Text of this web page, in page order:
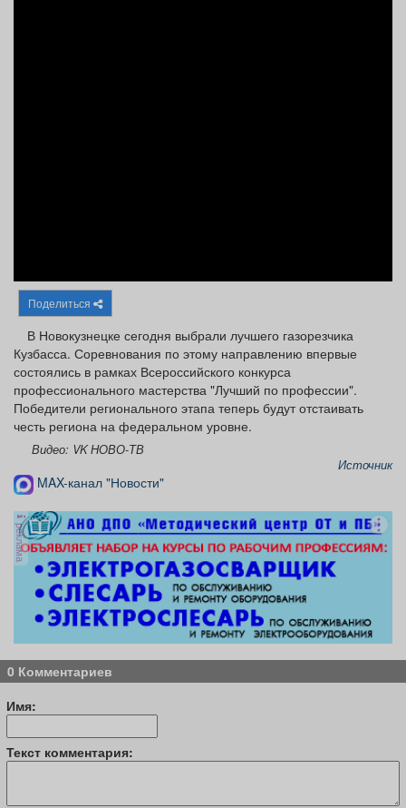
Поделиться
В Новокузнецке сегодня выбрали лучшего газорезчика
Кузбасса. Соревнования по этому направлению впервые
состоялись в рамках Всероссийского конкурса
профессионального мастерства "Лучший по профессии".
Победители регионального этапа теперь будут отстаивать
честь региона на федеральном уровне.
Видео: VK НОВО-ТВ
Источник
MAX-канал "Новости"
реклама
0 Комментариев
Имя:
Текст комментария: